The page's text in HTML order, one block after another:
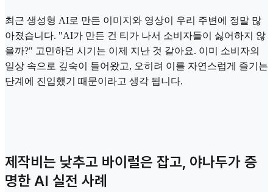
최근 생성형 AI로 만든 이미지와 영상이 우리 주변에 정말 많
아졌습니다. "AI가 만든 건 티가 나서 소비자들이 싫어하지 않
을까?" 고민하던 시기는 이제 지난 것 같아요. 이미 소비자의
일상 속으로 깊숙이 들어왔고, 오히려 이를 자연스럽게 즐기는
단계에 진입했기 때문이라고 생각 됩니다.
제작비는 낮추고 바이럴은 잡고, 야나두가 증
명한 AI 실전 사례